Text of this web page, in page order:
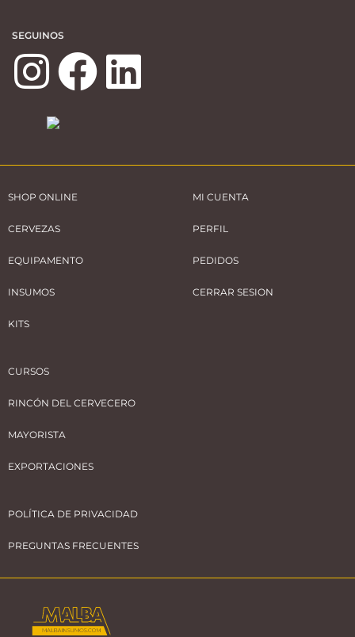
SEGUINOS
SHOP ONLINE
CERVEZAS
EQUIPAMENTO
INSUMOS
KITS
MI CUENTA
PERFIL
PEDIDOS
CERRAR SESION
CURSOS
RINCÓN DEL CERVECERO
MAYORISTA
EXPORTACIONES
POLÍTICA DE PRIVACIDAD
PREGUNTAS FRECUENTES